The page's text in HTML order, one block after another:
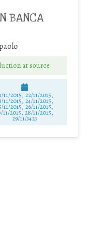
BANCA
at source
11/2015, 22/11/2015,
11/2015, 24/11/2015,
11/2015, 26/11/2015,
11/2015, 28/11/2015,
29/11/3427